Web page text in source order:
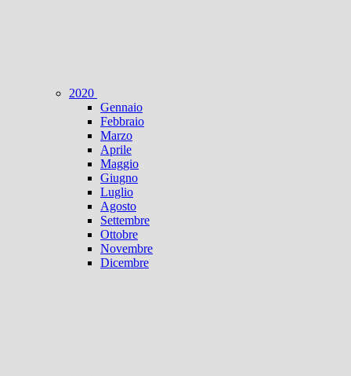
2020
Gennaio
Febbraio
Marzo
Aprile
Maggio
Giugno
Luglio
Agosto
Settembre
Ottobre
Novembre
Dicembre